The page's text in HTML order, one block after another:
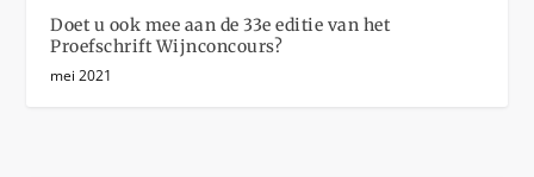
Doet u ook mee aan de 33e editie van het
Proefschrift Wijnconcours?
mei 2021